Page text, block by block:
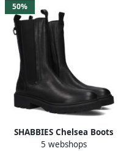
50%
SHABBIES Chelsea Boots
Dames Jacy Shelly Maat: 41
5 webshops